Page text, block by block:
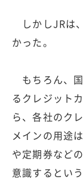
しかしJRは
かった。
もちろん、
るクレジット
ら、各社のク
メインの用途
や定期券など
意識するとい